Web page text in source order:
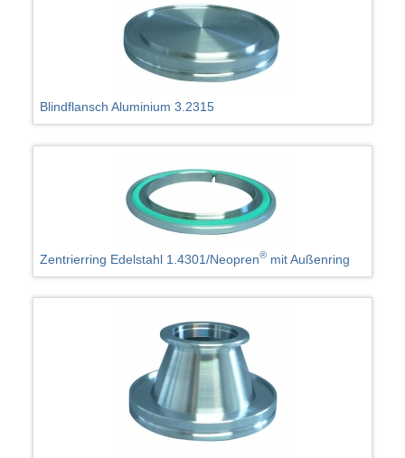
Blindflansch Aluminium 3.2315
Zentrierring Edelstahl 1.4301/Neopren® mit Außenring